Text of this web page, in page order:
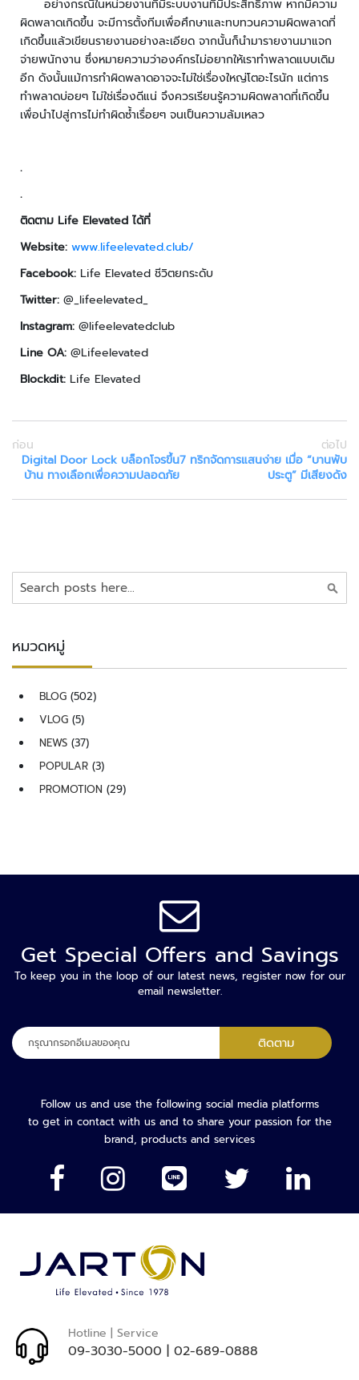
แ
ล
ะ
เ
ค
รื่
อ
เ
ย์
ะ
บ
ต
ร
ก
ร
อ
น
พ
า
น
ะ
จ
ฉ
ย
ะ
บ
ก
จั
ด
ก
ร
ร
บ
ที่
ร
ถ
ม้
กั้
น
อย่างกรณีในหน่วยงานที่มีระบบงานที่มีประสิทธิภาพ หากมีความ
ผิดพลาดเกิดขึ้น จะมีการตั้งทีมเพื่อศึกษาและทบทวนความผิดพลาดที่
เกิดขึ้นแล้วเขียนรายงานอย่างละเอียด จากนั้นก็นำมารายงานมาแจก
จ่ายพนักงาน ซึ่งหมายความว่าองค์กรไม่อยากให้เราทำพลาดแบบเดิม
อีก ดังนั้นแม้การทำผิดพลาดอาจจะไม่ใช่เรื่องใหญ่โตอะไรนัก แต่การ
ทำพลาดบ่อยๆ ไม่ใช่เรื่องดีแน่ จึงควรเรียนรู้ความผิดพลาดที่เกิดขึ้น
เพื่อนำไปสู่การไม่ทำผิดซ้ำเรื่อยๆ จนเป็นความล้มเหลว
.
.
ติดตาม Life Elevated ได้ที่
Website: www.lifeelevated.club/
Facebook: Life Elevated ชีวิตยกระดับ
Twitter: @_lifeelevated_
Instagram: @lifeelevatedclub
Line OA: @Lifeelevated
Blockdit: Life Elevated
ก่อน
Digital Door Lock บล็อกโจรขึ้น
บ้าน ทางเลือกเพื่อความปลอดภัย
ต่อไป
7 ทริกจัดการแสนง่าย เมื่อ “บานพับ
ประตู” มีเสียงดัง
ค้นหา
หมวดหมู่
BLOG (502)
VLOG (5)
NEWS (37)
POPULAR (3)
PROMOTION (29)
Get Special Offers and Savings
To keep you in the loop of our latest news, register now for our
email newsletter.
ลง
ทะเบียน
จดหมาย
ข่าว
ติดตาม
Follow us and use the following social media platforms
to get in contact with us and to share your passion for the
brand, products and services
Hotline | Service
09-3030-5000 | 02-689-0888